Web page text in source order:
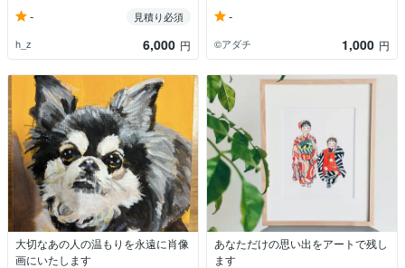
-
見積り必須
h_z
6,000 円
-
©︎アダチ 1,000 円
大切なあの人の温もりを永遠に肖像
画にいたします
あなただけの思い出をアートで残し
ます